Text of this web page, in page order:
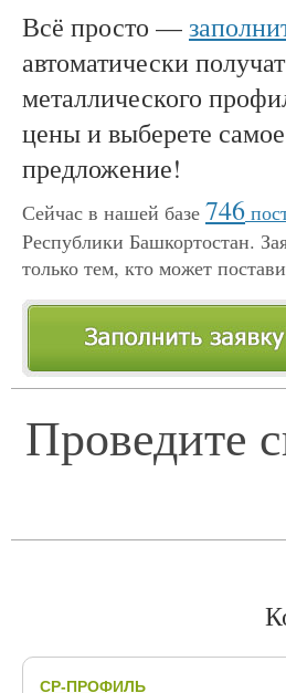
Всё просто —
автоматически
металлического
цены и выберете
предложение!
Сейчас в нашей базе 746
Республики Башкортостан.
только тем, кто может
Проведите
СР-ПРОФИЛЬ